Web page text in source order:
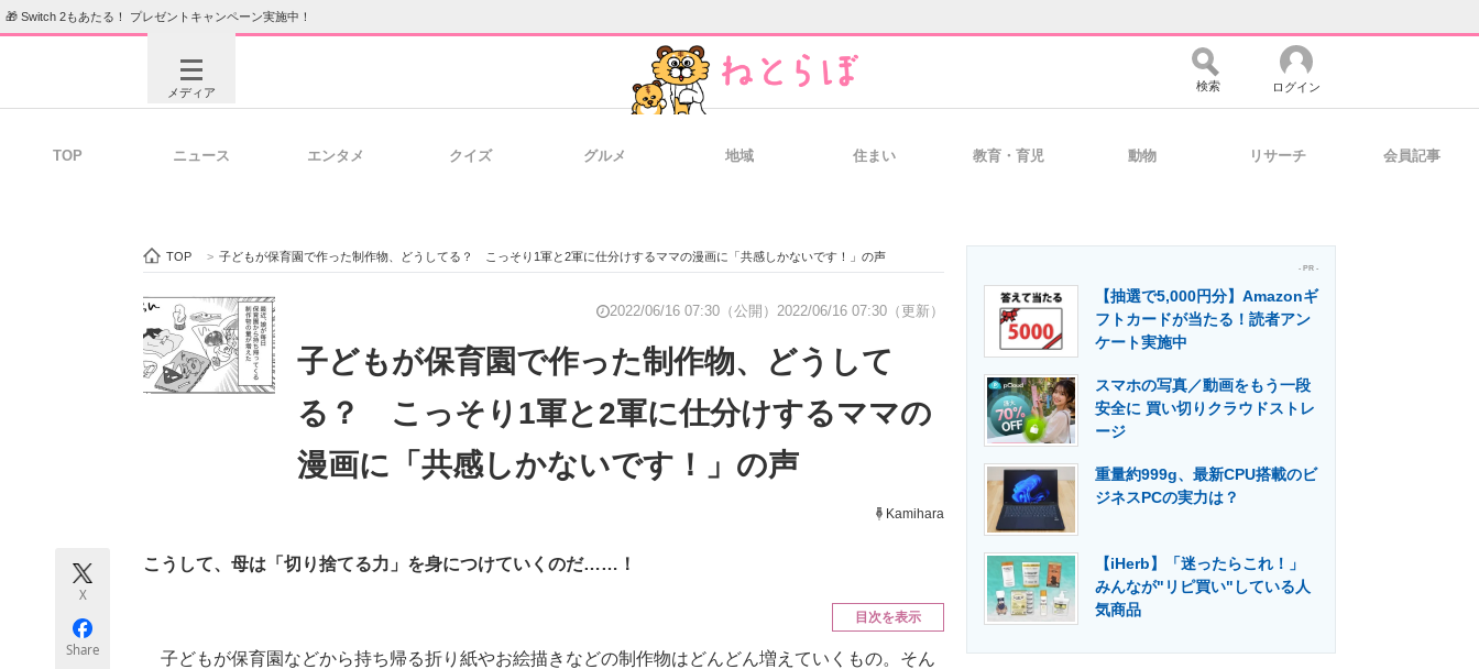
🎁 Switch 2もあたる！ プレゼントキャンペーン実施中！
メディア
ビジネスと働き方のヒント 経営リーダーのコミュニティ マーケ×ITの今がよく分かる
ITエンジニア向け専門サイト 企業向けIT製品の総合サイト IT製品の技術・比較・事例 製造業のIT導入・活用を支援
エネルギーの専門メディア 建設×テクノロジーの最前線
検索 ログイン
TOP ニュース エンタメ クイズ グルメ 地域 住まい 教育・育児 動物 リサーチ 会員記事
TOP > 子どもが保育園で作った制作物、どうしてる？ こっそり1軍と2軍に仕分けするママの漫画に「共感しかないです！」の声
2022/06/16 07:30（公開） 2022/06/16 07:30（更新）
子どもが保育園で作った制作物、どうして
る？ こっそり1軍と2軍に仕分けするママの
漫画に「共感しかないです！」の声
Kamihara
X
Share
こうして、母は「切り捨てる力」を身につけていくのだ……！
目次を表示
子どもが保育園などから持ち帰る折り紙やお絵描きなどの制作物はどんどん増えていくもの。そん
- PR -
【抽選で5,000円分】Amazonギ
フトカードが当たる！読者アン
ケート実施中
スマホの写真／動画をもう一段
安全に 買い切りクラウドストレ
ージ
重量約999g、最新CPU搭載のビ
ジネスPCの実力は？
【iHerb】「迷ったらこれ！」
みんなが"リピ買い"している人
気商品